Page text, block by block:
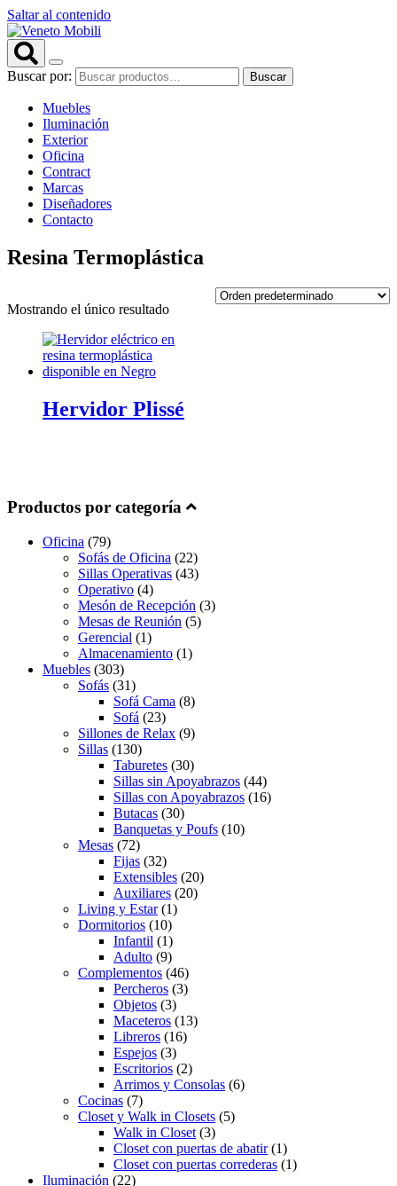
Saltar al contenido
Buscar por: Buscar
Muebles
Iluminación
Exterior
Oficina
Contract
Marcas
Diseñadores
Contacto
Resina Termoplástica
Mostrando el único resultado
Hervidor Plissé
Productos por categoría
Oficina (79)
Sofás de Oficina (22)
Sillas Operativas (43)
Operativo (4)
Mesón de Recepción (3)
Mesas de Reunión (5)
Gerencial (1)
Almacenamiento (1)
Muebles (303)
Sofás (31)
Sofá Cama (8)
Sofá (23)
Sillones de Relax (9)
Sillas (130)
Taburetes (30)
Sillas sin Apoyabrazos (44)
Sillas con Apoyabrazos (16)
Butacas (30)
Banquetas y Poufs (10)
Mesas (72)
Fijas (32)
Extensibles (20)
Auxiliares (20)
Living y Estar(1)
Dormitorios (10)
Infantil (1)
Adulto (9)
Complementos (46)
Percheros (3)
Objetos (3)
Maceteros (13)
Libreros (16)
Espejos (3)
Escritorios (2)
Arrimos y Consolas (6)
Cocinas (7)
Closet y Walk in Closets (5)
Walk in Closet (3)
Closet con puertas de abatir(1)
Closet con puertas correderas (1)
Iluminación (22)